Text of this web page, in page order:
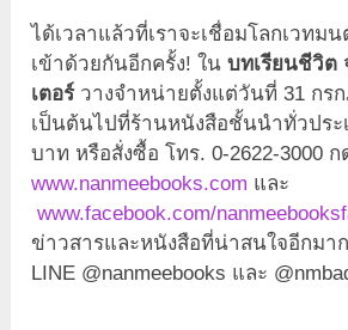
ได้เวลาแล้วที่เราจะเชื่อมโลกเวทม
เข้าด้วยกันอีกครั้ง! ในบทเรียนชีวิต
เตอร์ วางจำหน่ายตั้งแต่วันที่ 31 กร
เป็นต้นไปที่ร้านหนังสือชั้นนำทั่วประ
บาท หรือสั่งซื้อ โทร. 0-2622-3000 ก
www.nanmeebooks.com และ
www.facebook.com/
ข่าวสารและหนังสือที่น่าสนใจอีกมา
LINE @nanmeebooks และ